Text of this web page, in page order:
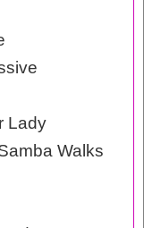
Lady
Walks